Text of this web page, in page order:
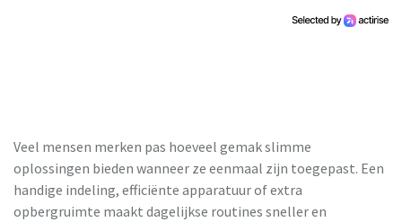
Veel mensen merken pas hoeveel gemak slimme
oplossingen bieden wanneer ze eenmaal zijn toegepast. Een
handige indeling, efficiënte apparatuur of extra
opbergruimte maakt dagelijkse routines sneller en